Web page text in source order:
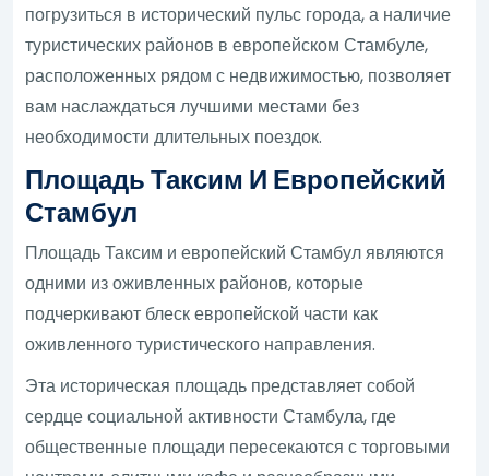
погрузиться в исторический пульс города, а наличие
туристических районов в европейском Стамбуле,
расположенных рядом с недвижимостью, позволяет
вам наслаждаться лучшими местами без
необходимости длительных поездок.
Площадь Таксим И Европейский
Стамбул
Площадь Таксим и европейский Стамбул являются
одними из оживленных районов, которые
подчеркивают блеск европейской части как
оживленного туристического направления.
Эта историческая площадь представляет собой
сердце социальной активности Стамбула, где
общественные площади пересекаются с торговыми